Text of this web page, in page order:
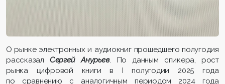
О рынке электронных и аудиокниг прошедшего полугодия
рассказал Сергей Анурьев. По данным спикера, рост
рынка цифровой книги в I полугодии 2025 года
по сравнению с аналогичным периодом 2024 года